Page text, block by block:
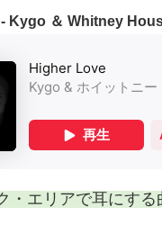
Kygo ＆ Whitney
・エリアで耳にす